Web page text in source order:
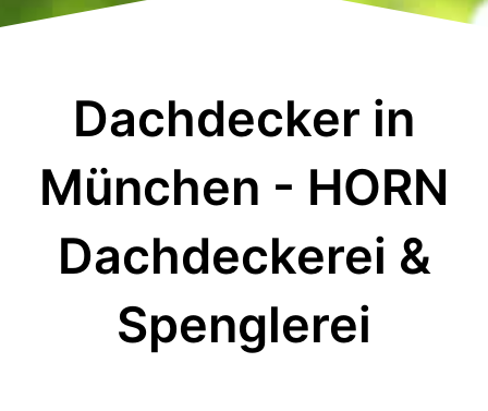
Dachdecker in
München - HORN
Dachdeckerei &
Spenglerei